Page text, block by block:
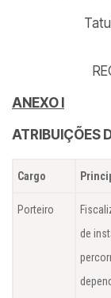
ANEXO I
ATRIBUIÇÕES
Cargo
Porteiro
de